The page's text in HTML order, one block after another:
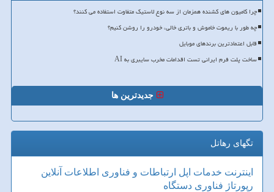
چرا کامیون های کشنده همزمان از سه نوع لاستیک متفاوت استفاده می کنند؟
چه طور با ریموت خاموش و باتری خالی، خودرو را روشن کنیم؟
قابل اعتمادترین برندهای موبایل
ساخت پلت فرم ایرانی تست اقدامات مخرب سایبری به AI
جدیدترین ها
تگهای رهاتل
اینترنت خدمات اپل ارتباطات و فناوری اطلاعات آنلاین
رپورتاژ فناوری دستگاه